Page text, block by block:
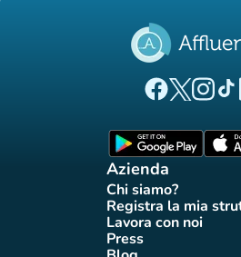
(nuova(nuova
Azienda
Chi siamo?(nuova scheda)
Registra la mia(nuova
Lavora con noi
(nuova
Press(nuova scheda)